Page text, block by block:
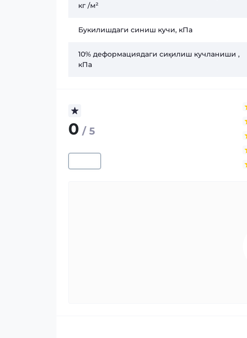
кг /м²
Букилишдаги синиш кучи, кПа
10% деформациядаги сиқилиш кучланиши ,
кПа
0 / 5